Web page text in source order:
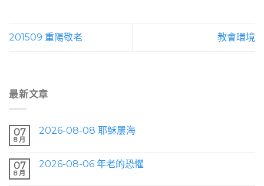
201509 重陽敬老 教會環境
最新文章
07
8 月
2026-08-08 耶穌屢海
07
8 月
2026-08-06 年老的恐懼